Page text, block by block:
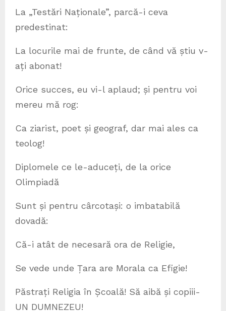
La „Testări Naționale”, parcă-i ceva
predestinat:
La locurile mai de frunte, de când vă știu v-
ați abonat!
Orice succes, eu vi-l aplaud; și pentru voi
mereu mă rog:
Ca ziarist, poet și geograf, dar mai ales ca
teolog!
Diplomele ce le-aduceți, de la orice
Olimpiadă
Sunt și pentru cârcotași: o imbatabilă
dovadă:
Că-i atât de necesară ora de Religie,
Se vede unde Țara are Morala ca Efigie!
Păstrați Religia în Școală! Să aibă și copiii-
UN DUMNEZEU!